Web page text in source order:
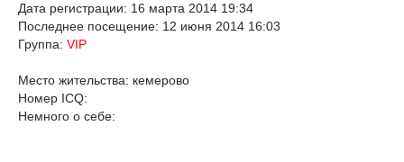
Дата регистрации: 16 марта 2014 19:34
Последнее посещение: 12 июня 2014 16:03
Группа: VIP
Место жительства: кемерово
Номер ICQ:
Немного о себе: